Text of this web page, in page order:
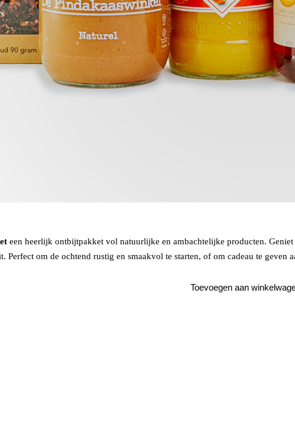
een heerlijk ontbijtpakket vol natuurlijke en ambachtelijke producten.
Perfect om de ochtend rustig en smaakvol te starten, of om cadeau te geven
Toevoegen aan